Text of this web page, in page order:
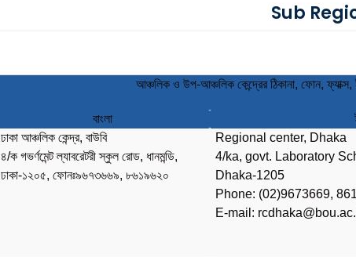
Sub
আঞ্চলিক ও উপ-আঞ্চলিক কেন্দ্রের ঠিকানা, ফোন,
বাংলা
ঢাকা আঞ্চলিক কেন্দ্র, বাউবি
৪/ক গভর্ণমেন্ট ল্যাবরেটরী স্কুল রোড, ধানমন্ডি,
ঢাকা-১২০৫, ফোনঃ৯৬৭৩৬৬৯, ৮৬১৯৬২০
Regional center, Dhaka
4/ka, govt. Laboratory
Dhaka-1205
Phone: (02)9673669,
E-mail: